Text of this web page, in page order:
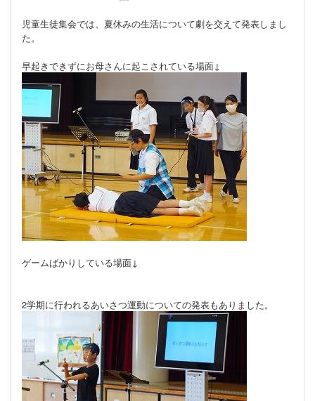
児童生徒集会では、夏休みの生活について劇を交えて発表しまし
た。
早起きできずにお母さんに起こされている場面↓
ゲームばかりしている場面↓
2学期に行われるあいさつ運動についての発表もありました。